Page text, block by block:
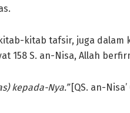
kitab tafsir, juga
158 S. an-Nisa, Allah
kepada-Nya.” [QS. an-Nisa’